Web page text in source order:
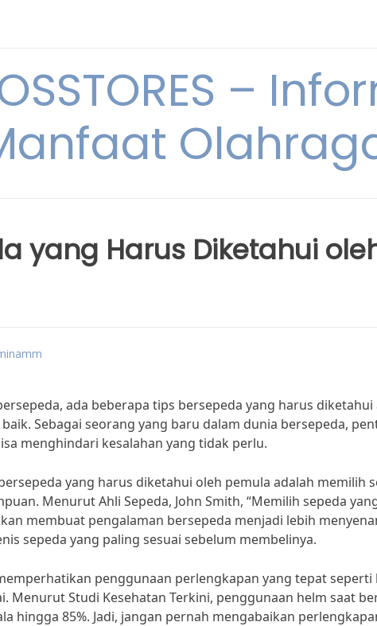
–
yang Harus Diketahui
ada beberapa tips bersepeda yang harus diketahui
Sebagai seorang yang baru dalam dunia bersepeda,
menghindari kesalahan yang tidak perlu.
yang harus diketahui oleh pemula adalah memilih
Menurut Ahli Sepeda, John Smith, “Memilih sepeda
membuat pengalaman bersepeda menjadi lebih
sepeda yang paling sesuai sebelum membelinya.
penggunaan perlengkapan yang tepat seperti
Menurut Studi Kesehatan Terkini, penggunaan helm saat
hingga 85%. Jadi, jangan pernah mengabaikan